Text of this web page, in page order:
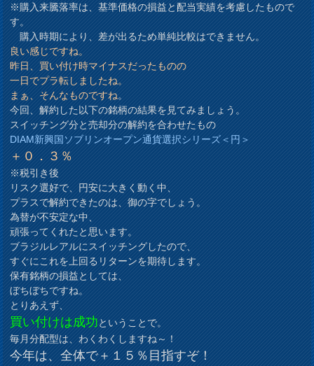
※購入来騰落率は、基準価格の損益と配当実績を考慮したもので
す。
購入時期により、差が出るため単純比較はできません。
良い感じですね。
昨日、買い付け時マイナスだったものの
一日でプラ転しましたね。
まぁ、そんなものですね。
今回、解約した以下の銘柄の結果を見てみましょう。
スイッチング分と売却分の解約を合わせたもの
DIAM新興国ソブリンオープン通貨選択シリーズ＜円＞
＋０．３％
※税引き後
リスク選好で、円安に大きく動く中、
プラスで解約できたのは、御の字でしょう。
為替が不安定な中、
頑張ってくれたと思います。
ブラジルレアルにスイッチングしたので、
すぐにこれを上回るリターンを期待します。
保有銘柄の損益としては、
ぼちぼちですね。
とりあえず、
買い付けは成功ということで。
毎月分配型は、わくわくしますね～！
今年は、全体で＋１５％目指すぞ！